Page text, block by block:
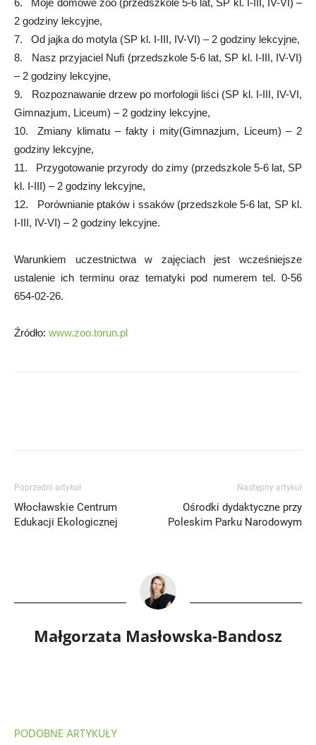
6. Moje domowe zoo (przedszkole 5-6 lat, SP kl. I-III, IV-VI) –
2 godziny lekcyjne,
7. Od jajka do motyla (SP kl. I-III, IV-VI) – 2 godziny lekcyjne,
8. Nasz przyjaciel Nufi (przedszkole 5-6 lat, SP kl. I-III, IV-VI)
– 2 godziny lekcyjne,
9. Rozpoznawanie drzew po morfologii liści (SP kl. I-III, IV-VI,
Gimnazjum, Liceum) – 2 godziny lekcyjne,
10. Zmiany klimatu – fakty i mity(Gimnazjum, Liceum) – 2
godziny lekcyjne,
11. Przygotowanie przyrody do zimy (przedszkole 5-6 lat, SP
kl. I-III) – 2 godziny lekcyjne,
12. Porównianie ptaków i ssaków (przedszkole 5-6 lat, SP kl.
I-III, IV-VI) – 2 godziny lekcyjne.
Warunkiem uczestnictwa w zajęciach jest wcześniejsze
ustalenie ich terminu oraz tematyki pod numerem tel. 0-56
654-02-26.
Źródło: www.zoo.torun.pl
Poprzedni artykuł
Włocławskie Centrum
Edukacji Ekologicznej
Następny artykuł
Ośrodki dydaktyczne przy
Poleskim Parku Narodowym
Małgorzata Masłowska-Bandosz
PODOBNE ARTYKUŁY